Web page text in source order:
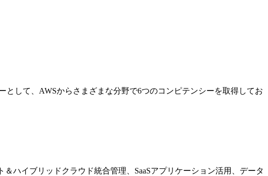
して、AWSからさまざまな分野で6つのコンピテンシーを取得してお
ハイブリッドクラウド統合管理、SaaSアプリケーション活用、データ